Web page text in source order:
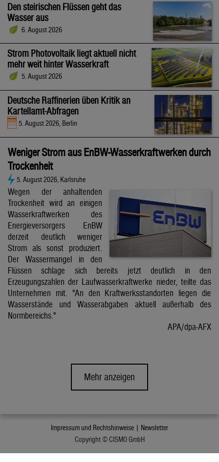
Den steirischen Flüssen geht das
Wasser aus
6. August 2026
Strom Photovoltaik liegt aktuell nicht
mehr weit hinter Wasserkraft
5. August 2026
Deutsche Raffinerien üben Kritik an
Kartellamt-Abfragen
5. August 2026, Berlin
Weniger Strom aus EnBW-Wasserkraftwerken durch
Trockenheit
5. August 2026, Karlsruhe
Wegen der anhaltenden
Trockenheit wird an einigen
Wasserkraftwerken des
Energieversorgers EnBW
derzeit deutlich weniger
Strom als sonst produziert.
Der Wassermangel in den
Flüssen schlage sich bereits jetzt deutlich in den
Erzeugungszahlen der Laufwasserkraftwerke nieder, teilte das
Unternehmen mit. "An den Kraftwerksstandorten liegen die
Wasserstände und Wasserabgaben aktuell außerhalb des
Normbereichs."
APA/dpa-AFX
Mehr anzeigen
Impressum und Rechtshinweise | Newsletter
Copyright © CISMO GmbH